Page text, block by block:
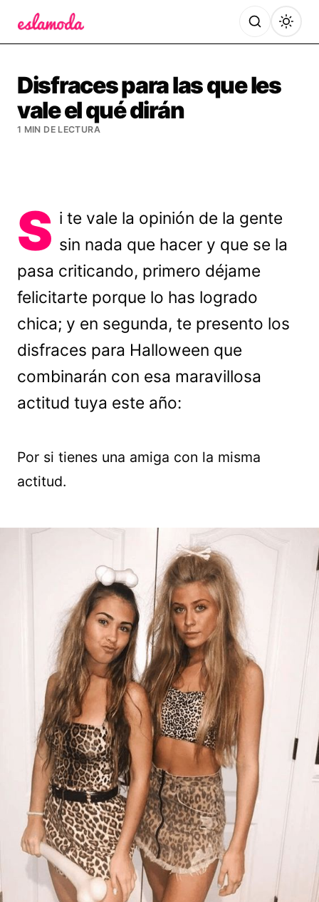
Disfraces para las que les
vale el qué dirán
1 MIN DE LECTURA
S i te vale la opinión de la gente
sin nada que hacer y que se la
pasa criticando, primero déjame
felicitarte porque lo has logrado
chica; y en segunda, te presento los
disfraces para Halloween que
combinarán con esa maravillosa
actitud tuya este año:
Por si tienes una amiga con la misma
actitud.